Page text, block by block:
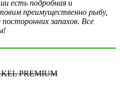
есть подробная и
преимущественно рыбу,
запахов. Все
PREMIUM